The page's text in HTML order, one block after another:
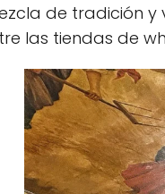
de tradición
las tiendas de